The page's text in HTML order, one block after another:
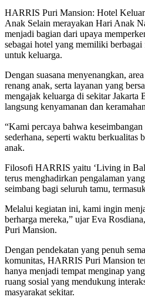
HARRIS Puri Mansion: Hotel
Anak Selain merayakan Hari Anak
menjadi bagian dari upaya
sebagai hotel yang memiliki
untuk keluarga.
Dengan suasana menyenangkan,
renang anak, serta layanan yang
mengajak keluarga di sekitar Jakarta
langsung kenyamanan dan
“Kami percaya bahwa
sederhana, seperti waktu berkualitas
anak.
Filosofi HARRIS yaitu ‘Living in
terus menghadirkan pengalaman
seimbang bagi seluruh tamu,
Melalui kegiatan ini, kami ingin
berharga mereka,” ujar Eva
Puri Mansion.
Dengan pendekatan yang penuh
komunitas, HARRIS Puri Mansion
hanya menjadi tempat menginap
ruang sosial yang mendukung
masyarakat sekitar.